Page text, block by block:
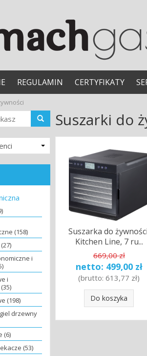
REGULAMIN CERTYFIKATY
Suszarki do
Suszarka do
Kitchen Line, 7 ru...
669,00 zł
netto: 499,00 zł
(brutto:613,77 zł)
Do koszyka
(158)
i
i
(198)
drzewny
(6)
(53)